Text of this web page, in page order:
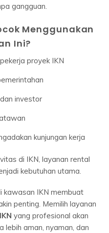
gangguan.
Menggunakan
Ini?
proyek IKN
investor
kunjungan kerja
di IKN, layanan rental
kebutuhan utama.
kawasan IKN membuat
penting. Memilih layanan
yang profesional akan
lebih aman, nyaman, dan